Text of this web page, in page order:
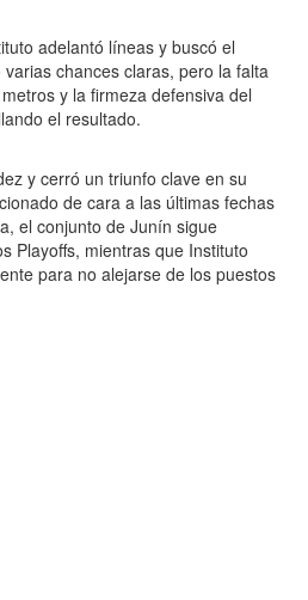
adelantó líneas y buscó el
chances claras, pero la falta
y la firmeza defensiva del
el resultado.
y cerró un triunfo clave en su
de cara a las últimas fechas
el conjunto de Junín sigue
Playoffs, mientras que Instituto
para no alejarse de los puestos